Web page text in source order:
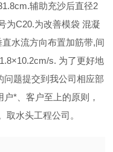
辅助充沙后直径2
为C20.为改善模袋 混凝
水流方向布置加筋带,间
s. 为了更好地
问题提交到我公司相应部
*、客户至上的原则，
取水头工程公司。